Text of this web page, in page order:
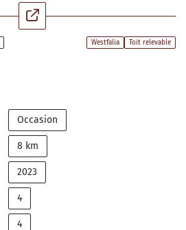
Westfalia Toit relevable
Occasion
8 km
2023
4
4